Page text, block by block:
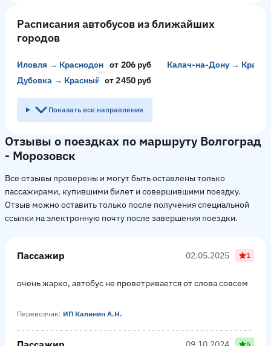
Расписания автобусов из ближайших
городов
Иловля → Краснодонскийот 206 руб
Калач-на-Дону →
Дубовка → Красный Колосот 2450 руб
Показать все направления
Отзывы о поездках по маршруту Волгоград
- Морозовск
Все отзывы проверены и могут быть оставлены только
пассажирами, купившими билет и совершившими поездку.
Отзыв можно оставить только после получения специальной
ссылки на электронную почту после завершения поездки.
Пассажир 02.05.2025 1
очень жарко, автобус не проветривается от слова совсем
Перевозчик: ИП Калинин А.Н.
5